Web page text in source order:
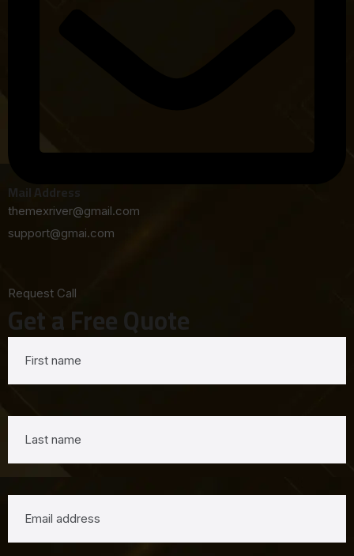
Mail Address
themexriver@gmail.com
support@gmai.com
Request Call
Get a Free Quote